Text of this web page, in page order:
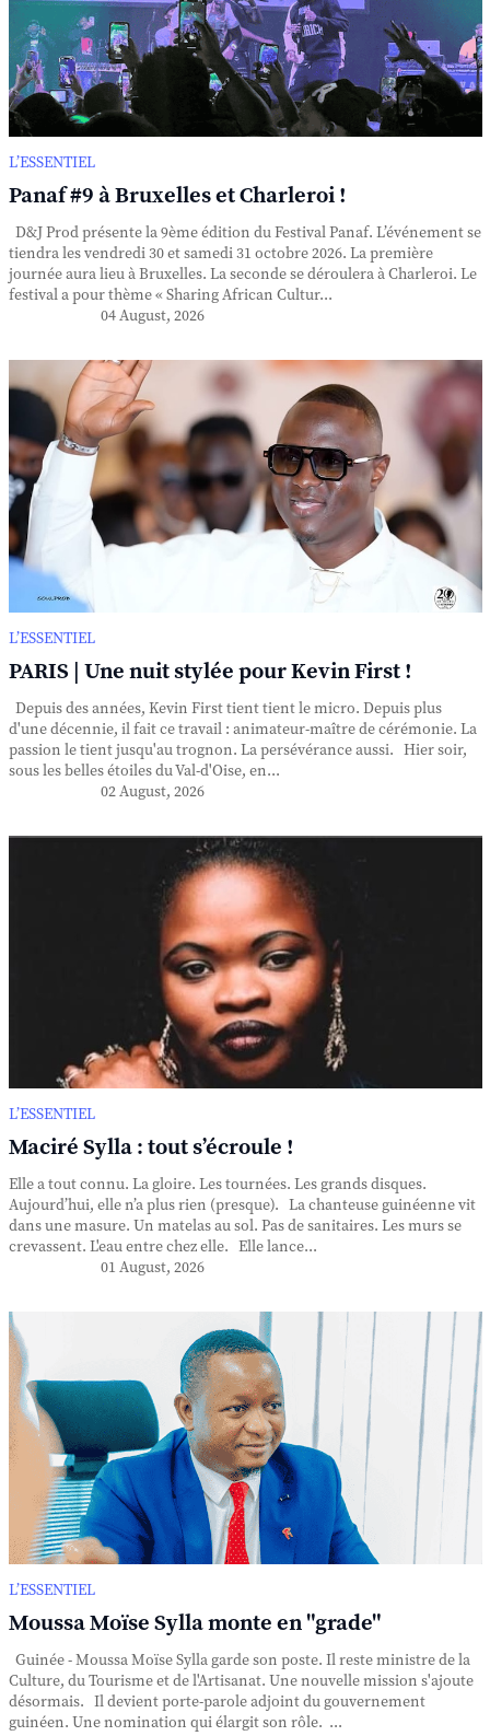
L’ESSENTIEL
Panaf #9 à Bruxelles et Charleroi !
D&J Prod présente la 9ème édition du Festival Panaf. L’événement se
tiendra les vendredi 30 et samedi 31 octobre 2026. La première
journée aura lieu à Bruxelles. La seconde se déroulera à Charleroi. Le
festival a pour thème « Sharing African Cultur...
04 August, 2026
L’ESSENTIEL
PARIS | Une nuit stylée pour Kevin First !
Depuis des années, Kevin First tient tient le micro. Depuis plus
d'une décennie, il fait ce travail : animateur-maître de cérémonie. La
passion le tient jusqu'au trognon. La persévérance aussi. Hier soir,
sous les belles étoiles du Val-d'Oise, en...
02 August, 2026
L’ESSENTIEL
Maciré Sylla : tout s’écroule !
Elle a tout connu. La gloire. Les tournées. Les grands disques.
Aujourd’hui, elle n’a plus rien (presque). La chanteuse guinéenne vit
dans une masure. Un matelas au sol. Pas de sanitaires. Les murs se
crevassent. L'eau entre chez elle. Elle lance...
01 August, 2026
L’ESSENTIEL
Moussa Moïse Sylla monte en "grade"
Guinée - Moussa Moïse Sylla garde son poste. Il reste ministre de la
Culture, du Tourisme et de l'Artisanat. Une nouvelle mission s'ajoute
désormais. Il devient porte-parole adjoint du gouvernement
guinéen. Une nomination qui élargit son rôle. ...